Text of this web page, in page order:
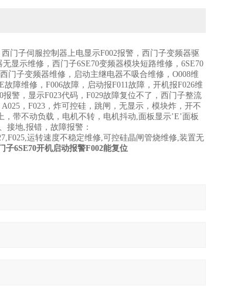
门子伺服控制器上电显示F002报警，西门子变频器驱
显示维修，西门子6SE70变频器模块短路维修，6SE70
门子变频器维修，启动主继电器不吸合维修，O008维
障维修，F006故障，启动报F011故障，开机报F026维
警，显示F023代码，F029故障复位不了，西门子整流
，F023，炸可控硅，跳闸，无显示，模块炸，开不
带不动负载，电机不转，电机抖动,面板显示’E’面板
接地,报错，故障报警：
运转速度不稳定维修,可控硅晶闸管烧维修,装置无
子6SE70开机启动报警F002能复位